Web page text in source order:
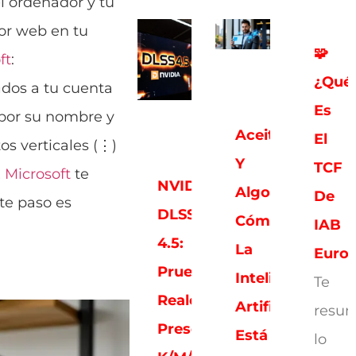
web en tu
:
a tu cuenta
su nombre y
verticales (⋮)
Microsoft te
paso es
NVIDIA
DLSS
4.5:
Pruebas
Reales,
Presets
Aceitunas
Y
Algoritmos:
Cómo
La
Inteligencia
Artificial
Está
🧩
¿Qué
Es
El
TCF
De
IAB
Te
lo